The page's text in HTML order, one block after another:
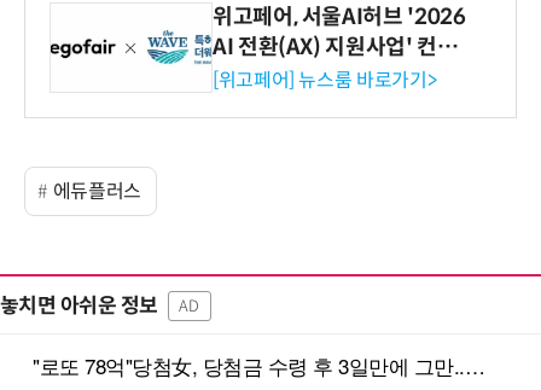
위고페어, 서울AI허브 '2026
AI 전환(AX) 지원사업' 컨소
시엄 선정
[위고페어] 뉴스룸 바로가기>
에듀플러스
놓치면 아쉬운 정보 AD